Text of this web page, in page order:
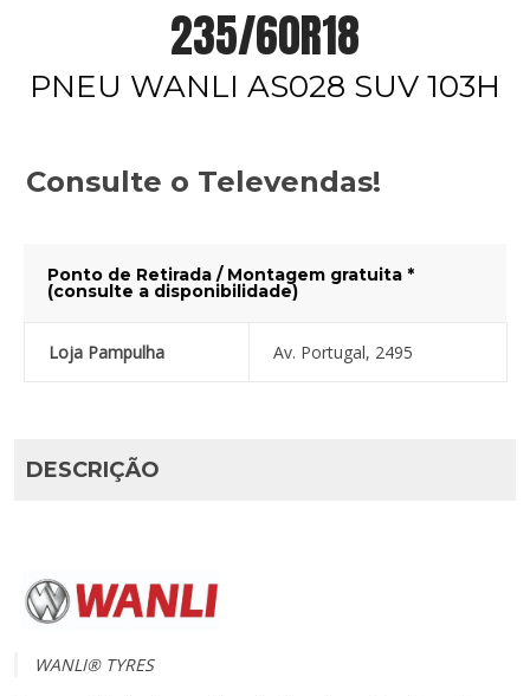
235/60R18
PNEU WANLI AS028 SUV 103H
Consulte o Televendas!
Ponto de Retirada / Montagem gratuita *
(consulte a disponibilidade)
Loja Pampulha Av. Portugal, 2495
DESCRIÇÃO
WANLI® TYRES